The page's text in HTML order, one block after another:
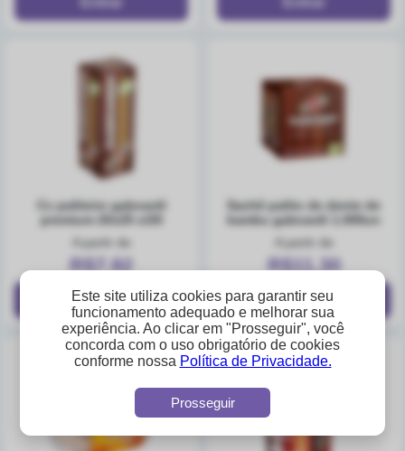
Este site utiliza cookies para garantir seu
funcionamento adequado e melhorar sua
experiência. Ao clicar em "Prosseguir", você
concorda com o uso obrigatório de cookies
conforme nossa Política de Privacidade.
Prosseguir
premium 20x25 c/20
A partir de
R$7,92
sachê palito de dente de
bambu gaboardi 1.000un
A partir de
R$11,30